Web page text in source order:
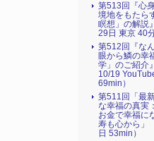
第513回『心
境地をもたら
瞑想」の解説
29日 東京 40分
第512回『な
眼から鱗の幸
学」のご紹介
10/19
69min）
第511回「最
な幸福の真実
お金で幸福に
寿も心から」
日 53min）